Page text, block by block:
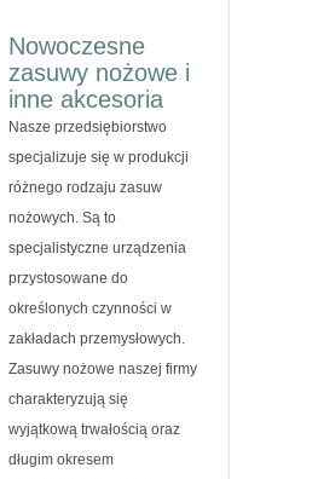
Nowoczesne
zasuwy nożowe i
inne akcesoria
Nasze przedsiębiorstwo
specjalizuje się w produkcji
różnego rodzaju zasuw
nożowych. Są to
specjalistyczne urządzenia
przystosowane do
określonych czynności w
zakładach przemysłowych.
Zasuwy nożowe naszej firmy
charakteryzują się
wyjątkową trwałością oraz
długim okresem